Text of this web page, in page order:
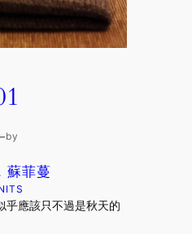
by
蘇菲蔓
乎應該只不過是秋天的